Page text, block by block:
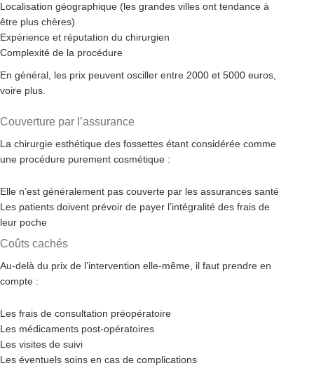
Localisation géographique (les grandes villes ont tendance à
être plus chères)
Expérience et réputation du chirurgien
Complexité de la procédure
En général, les prix peuvent osciller entre 2000 et 5000 euros,
voire plus.
Couverture par l’assurance
La chirurgie esthétique des fossettes étant considérée comme
une procédure purement cosmétique :
Elle n’est généralement pas couverte par les assurances santé
Les patients doivent prévoir de payer l’intégralité des frais de
leur poche
Coûts cachés
Au-delà du prix de l’intervention elle-même, il faut prendre en
compte :
Les frais de consultation préopératoire
Les médicaments post-opératoires
Les visites de suivi
Les éventuels soins en cas de complications